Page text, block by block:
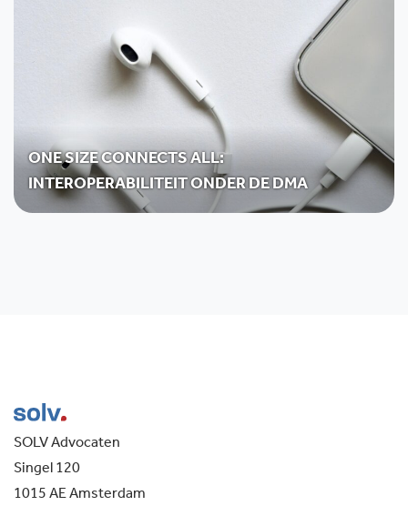
ONE SIZE CONNECTS ALL:
INTEROPERABILITEIT ONDER DE DMA
SOLV Advocaten
Singel 120
1015 AE Amsterdam